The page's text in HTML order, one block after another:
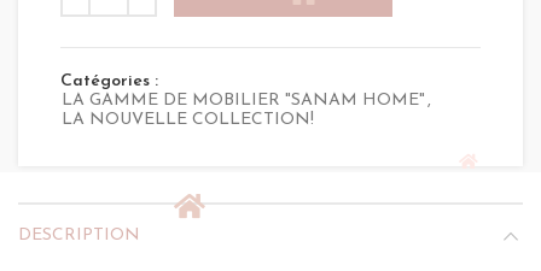
Catégories :
LA GAMME DE MOBILIER "SANAM HOME" ,
LA NOUVELLE COLLECTION!
DESCRIPTION